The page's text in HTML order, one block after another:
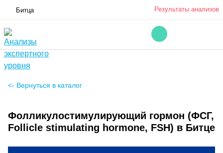
Битца Результаты анализов
<- Вернуться в каталог
Фолликулостимулирующий гормон (ФСГ,
Follicle stimulating hormone, FSH) в Битце